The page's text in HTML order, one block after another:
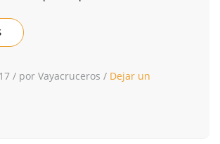
/ por Vayacruceros / Dejar un